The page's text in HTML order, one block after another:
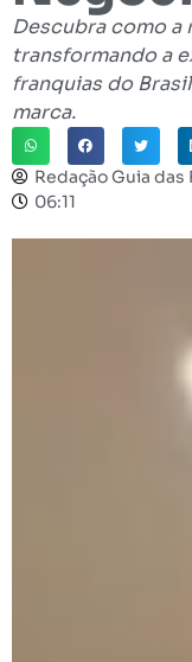
Descubra como a
transformando a
franquias do
marca.
Redação Guia das
06:11